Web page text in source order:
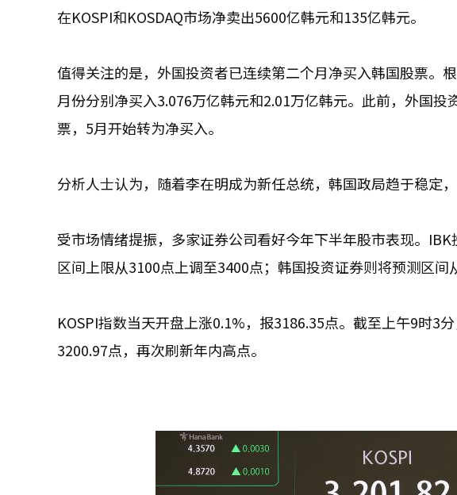
在KOSPI和KOSDAQ市场净卖出5600亿韩元和135亿韩元。
值得关注的是，外国投资者已连续第二个月净买入韩国股票。
月份分别净买入3.076万亿韩元和2.01万亿韩元。此前，外国
票，5月开始转为净买入。
分析人士认为，随着李在明成为新任总统，韩国政局趋于稳定
受市场情绪提振，多家证券公司看好今年下半年股市表现。
区间上限从3100点上调至3400点；韩国投资证券则将预测区间
KOSPI指数当天开盘上涨0.1%，报3186.35点。截至上午9时3
3200.97点，再次刷新年内高点。